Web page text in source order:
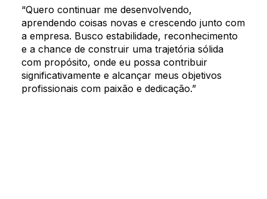
Quem somos
“Quero continuar me desenvolvendo,
aprendendo coisas novas e crescendo junto com
a empresa. Busco estabilidade, reconhecimento
e a chance de construir uma trajetória sólida
com propósito, onde eu possa contribuir
significativamente e alcançar meus objetivos
profissionais com paixão e dedicação.”